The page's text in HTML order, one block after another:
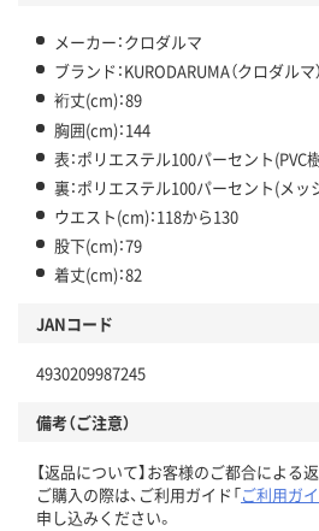
メーカー：クロダルマ
ブランド：KURODARUMA（クロダルマ）
裄丈(cm)：89
胸囲(cm)：144
表：ポリエステル100パーセント(PVC
裏：ポリエステル100パーセント(メッ
ウエスト(cm)：118から130
股下(cm)：79
着丈(cm)：82
JANコード
4930209987245
備考（ご注意）
【返品について】お客様のご都合による
ご購入の際は、ご利用ガイド「ご利用ガ
申し込みください。